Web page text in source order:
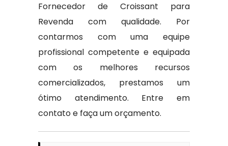
Fornecedor de Croissant para
Revenda com qualidade. Por
contarmos com uma equipe
profissional competente e equipada
com os melhores recursos
comercializados, prestamos um
ótimo atendimento. Entre em
contato e faça um orçamento.